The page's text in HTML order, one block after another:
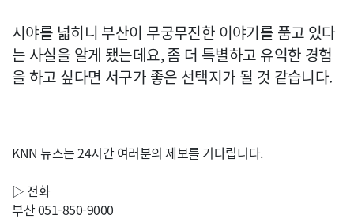
시야를 넓히니 부산이 무궁무진한 이야기를 품고 있다
는 사실을 알게 됐는데요, 좀 더 특별하고 유익한 경험
을 하고 싶다면 서구가 좋은 선택지가 될 것 같습니다.
KNN 뉴스는 24시간 여러분의 제보를 기다립니다.
▷ 전화
부산 051-850-9000